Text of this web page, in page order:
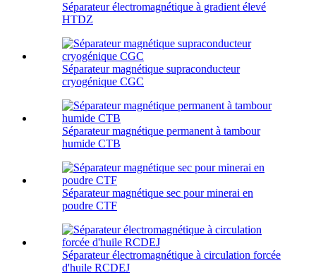
Séparateur électromagnétique à gradient élevé
HTDZ
Séparateur magnétique supraconducteur
cryogénique CGC
Séparateur magnétique permanent à tambour
humide CTB
Séparateur magnétique sec pour minerai en
poudre CTF
Séparateur électromagnétique à circulation forcée
d'huile RCDEJ